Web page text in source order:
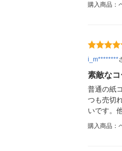
購入商品：
i_m********
素敵な
普通の紙
つも売切
いです。
購入商品：